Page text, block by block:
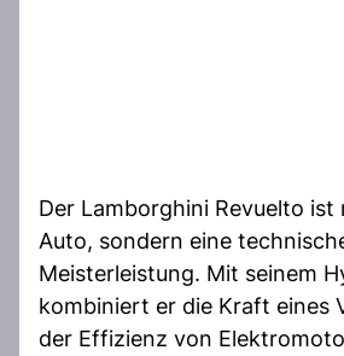
Der Lamborghini Revuelto ist
Auto, sondern eine
Meisterleistung. Mit seinem
kombiniert er die Kraft eines
der Effizienz von